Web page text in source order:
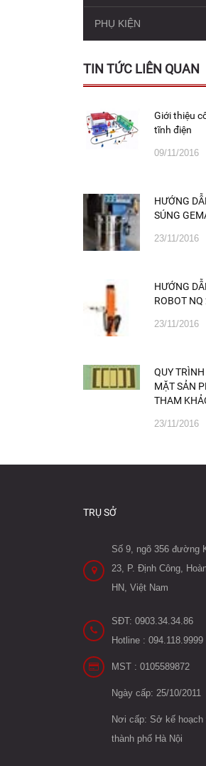
PHỤ KIỆN
TIN TỨC LIÊN QUAN
Giới thiệu
tĩnh điện
09/11/2016
HƯỚNG
SÚNG
23/11/2016
HƯỚNG
ROBOT
23/11/2016
QUY
MẶT SẢN
THAM
23/11/2016
TRỤ SỞ
Số 9, ngõ 356 đường
23, P. Định Công,
HN, Việt Nam
SĐT: 0903.34.34.86
Hotline : 094.118.9999
MST : 0105589872
Ngày cấp: 25/10/2011
Nơi cấp: Sở kế
thành phố Hà Nội